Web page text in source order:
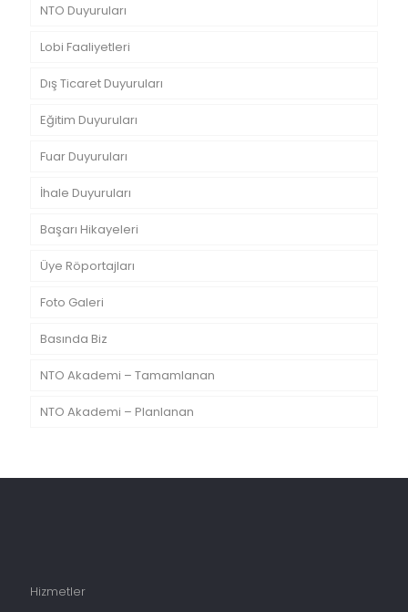
NTO Duyuruları
Lobi Faaliyetleri
Dış Ticaret Duyuruları
Eğitim Duyuruları
Fuar Duyuruları
İhale Duyuruları
Başarı Hikayeleri
Üye Röportajları
Foto Galeri
Basında Biz
NTO Akademi – Tamamlanan
NTO Akademi – Planlanan
Hizmetler